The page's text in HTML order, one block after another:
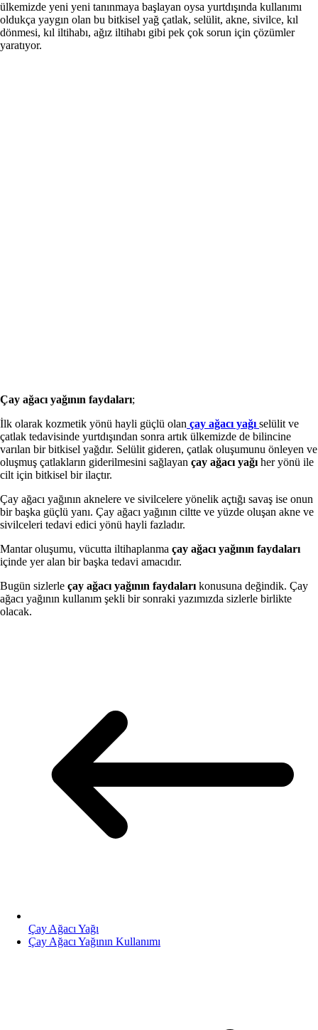
ülkemizde yeni yeni tanınmaya başlayan oysa yurtdışında kullanımı
oldukça yaygın olan bu bitkisel yağ çatlak, selülit, akne, sivilce, kıl
dönmesi, kıl iltihabı, ağız iltihabı gibi pek çok sorun için çözümler
yaratıyor.
Çay ağacı yağının faydaları;
İlk olarak kozmetik yönü hayli güçlü olan çay ağacı yağı selülit ve
çatlak tedavisinde yurtdışından sonra artık ülkemizde de bilincine
varılan bir bitkisel yağdır. Selülit gideren, çatlak oluşumunu önleyen ve
oluşmuş çatlakların giderilmesini sağlayan çay ağacı yağı her yönü ile
cilt için bitkisel bir ilaçtır.
Çay ağacı yağının aknelere ve sivilcelere yönelik açtığı savaş ise onun
bir başka güçlü yanı. Çay ağacı yağının ciltte ve yüzde oluşan akne ve
sivilceleri tedavi edici yönü hayli fazladır.
Mantar oluşumu, vücutta iltihaplanma çay ağacı yağının faydaları
içinde yer alan bir başka tedavi amacıdır.
Bugün sizlerle çay ağacı yağının faydaları konusuna değindik. Çay
ağacı yağının kullanım şekli bir sonraki yazımızda sizlerle birlikte
olacak.
Çay Ağacı Yağı
Çay Ağacı Yağının Kullanımı